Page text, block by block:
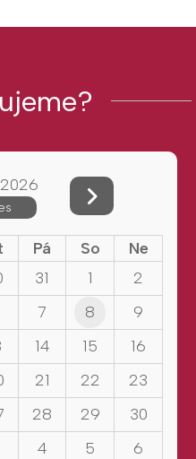
Pá So
Ne
31 1
2
7 8
9
14 15
16
21 22
23
28 29
30
4 5 6